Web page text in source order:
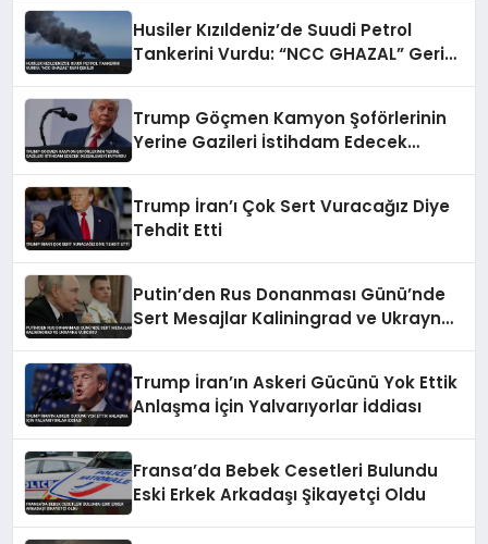
Husiler Kızıldeniz’de Suudi Petrol
Tankerini Vurdu: “NCC GHAZAL” Geri
Trump Göçmen Kamyon Şoförlerinin
Yerine Gazileri İstihdam Edecek
Trump İran’ı Çok Sert Vuracağız Diye
Tehdit Etti
Putin’den Rus Donanması Günü’nde
Sert Mesajlar Kaliningrad ve Ukrayna
Trump İran’ın Askeri Gücünü Yok Ettik
Anlaşma İçin Yalvarıyorlar İddiası
Fransa’da Bebek Cesetleri Bulundu
Eski Erkek Arkadaşı Şikayetçi Oldu